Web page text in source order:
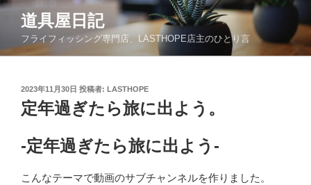
コ
ン
道具屋日記
フライフィッシング専門店、LASTHOPE店主のひとり言
投
稿
日:
2023年11月30日 投稿者: LASTHOPE
定年過ぎたら旅に出よう。
-定年過ぎたら旅に出よう-
こんなテーマで動画のサブチャンネルを作りました。